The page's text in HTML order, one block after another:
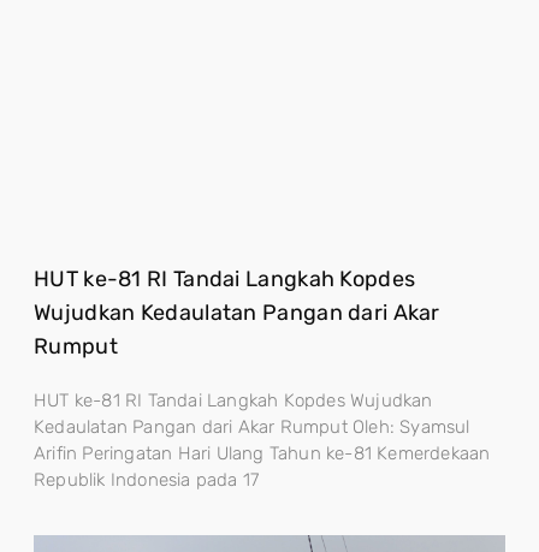
HUT ke-81 RI Tandai Langkah Kopdes
Wujudkan Kedaulatan Pangan dari Akar
Rumput
HUT ke-81 RI Tandai Langkah Kopdes Wujudkan
Kedaulatan Pangan dari Akar Rumput Oleh: Syamsul
Arifin Peringatan Hari Ulang Tahun ke-81 Kemerdekaan
Republik Indonesia pada 17